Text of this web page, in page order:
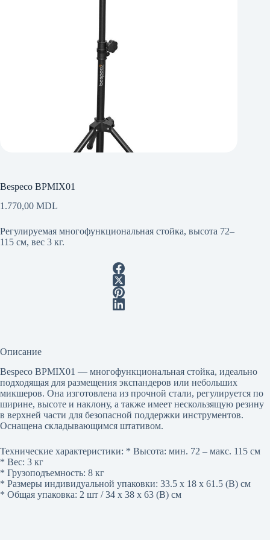
Bespeco BPMIX01
1.770,00 MDL
Регулируемая многофункциональная стойка, высота 72–
115 см, вес 3 кг.
Описание
Bespeco BPMIX01 — многофункциональная стойка, идеально
подходящая для размещения экспандеров или небольших
микшеров. Она изготовлена из прочной стали, регулируется по
ширине, высоте и наклону, а также имеет нескользящую резину
в верхней части для безопасной поддержки инструментов.
Оснащена складывающимся штативом.
Технические характеристики: * Высота: мин. 72 – макс. 115 см
* Вес: 3 кг
* Грузоподъемность: 8 кг
* Размеры индивидуальной упаковки: 33.5 x 18 x 61.5 (В) см
* Общая упаковка: 2 шт / 34 x 38 x 63 (В) см